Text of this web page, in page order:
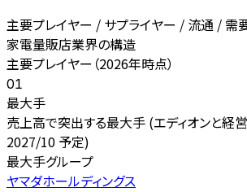
主要プレイヤー / サプライヤー / 流通 / 需
家電量販店業界の構造
主要プレイヤー（2026年時点）
01
最大手
売上高で突出する最大手 (エディオンと経
2027/10 予定)
最大手グループ
ヤマダホールディングス